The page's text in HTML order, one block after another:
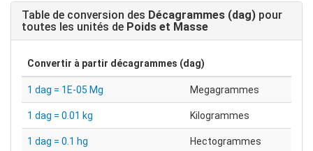
Table de conversion des Décagrammes (dag) pour
toutes les unités de Poids et Masse
Convertir à partir décagrammes (dag)
1 dag = 1E-05 Mg Megagrammes
1 dag = 0.01 kg Kilogrammes
1 dag = 0.1 hg Hectogrammes